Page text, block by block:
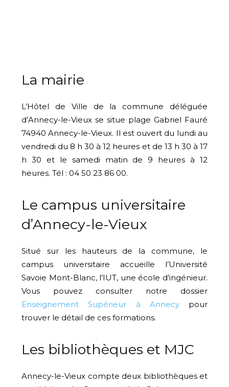
La mairie
L’Hôtel de Ville de la commune déléguée
d’Annecy-le-Vieux se situe plage Gabriel Fauré
74940 Annecy-le-Vieux. Il est ouvert du lundi au
vendredi du 8 h 30 à 12 heures et de 13 h 30 à 17
h 30 et le samedi matin de 9 heures à 12
heures. Tél : 04 50 23 86 00.
Le campus universitaire
d’Annecy-le-Vieux
Situé sur les hauteurs de la commune, le
campus universitaire accueille l’Université
Savoie Mont-Blanc, l’IUT, une école d’ingénieur.
Vous pouvez consulter notre dossier
Enseignement Supérieur à Annecypour
trouver le détail de ces formations.
Les bibliothèques et MJC
Annecy-le-Vieux compte deux bibliothèques et